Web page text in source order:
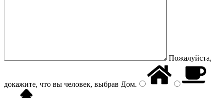
Пожалуйста,
докажите, что вы человек, выбрав Дом.